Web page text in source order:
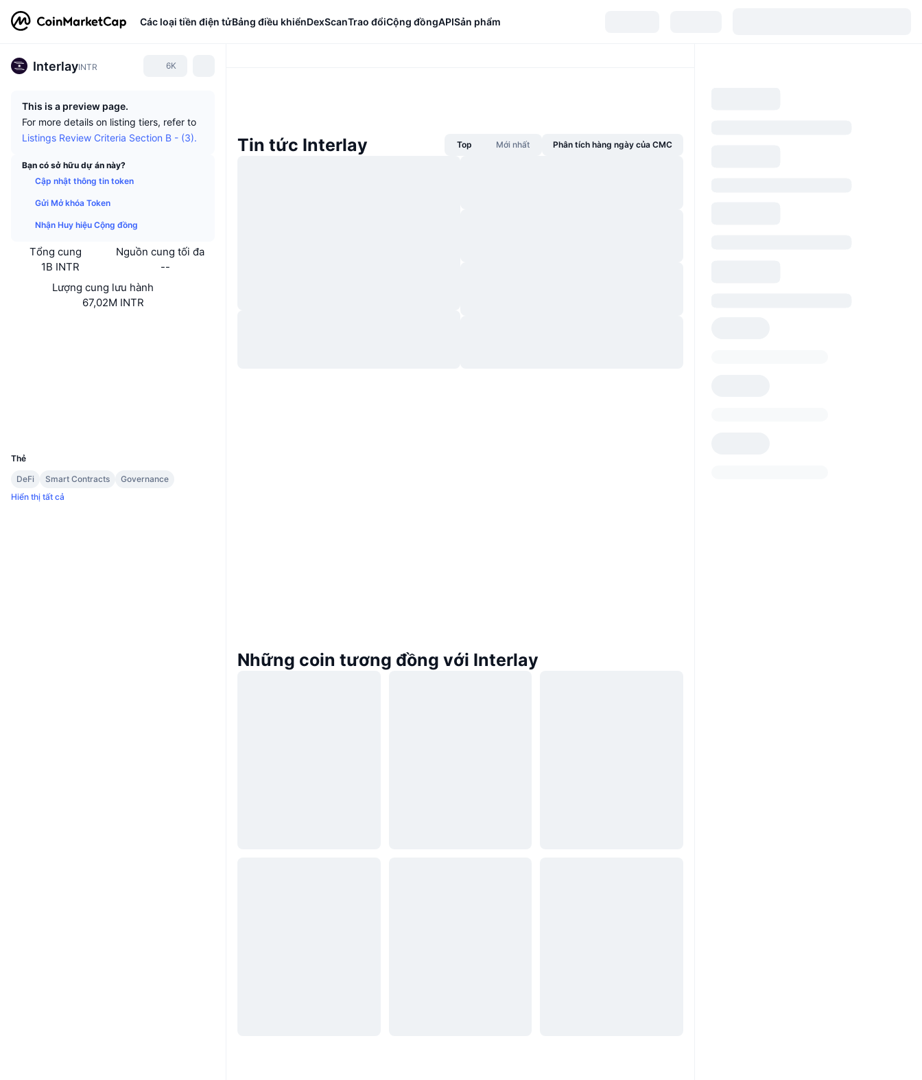
Các loại tiền điện tửBảng điều khiểnDexScanTrao đổiCộng đồngAPISản phẩm
InterlayINTR 6K
This is a preview page.
For more details on listing tiers, refer to
Listings Review Criteria Section B - (3).
Bạn có sở hữu dự án này?
Cập nhật thông tin token
Gửi Mở khóa Token
Nhận Huy hiệu Cộng đồng
Tổng cung
1B INTR
Nguồn cung tối đa
--
Lượng cung lưu hành
67,02M INTR
Thẻ
DeFi
Smart Contracts
Governance
Hiển thị tất cả
Tin tức Interlay Top Mới nhất Phân tích hàng ngày của CMC
Những coin tương đồng với Interlay